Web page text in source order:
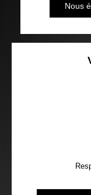
Nous